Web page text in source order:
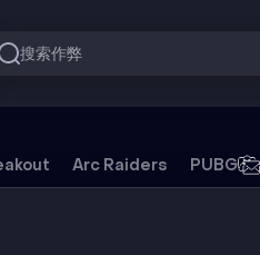
搜索作弊
Arc Raiders PUBG